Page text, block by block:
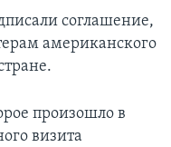
соглашение,
американского
произошло в
визита